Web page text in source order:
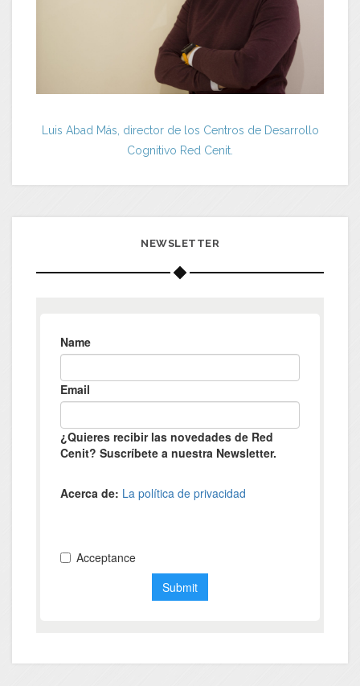
Luis Abad Más, director de los Centros de Desarrollo
Cognitivo Red Cenit.
NEWSLETTER